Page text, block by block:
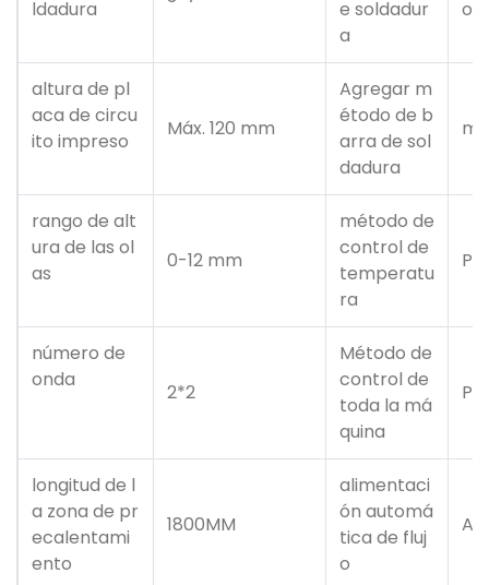
ldadura
e soldadur
a
altura de pl
aca de circu
ito impreso
Máx. 120 mm
Agregar m
étodo de b
arra de sol
dadura
rango de alt
ura de las ol
as
0-12 mm
método de
control de
temperatu
ra
número de
onda
2*2
Método de
control de
toda la má
quina
longitud de l
a zona de pr
ecalentami
ento
1800MM
alimentaci
ón automá
tica de fluj
o